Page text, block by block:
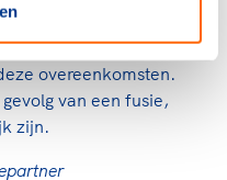
In een dergelijk geval
besproken welke
overeenkomsten.
van een fusie,
zijn.